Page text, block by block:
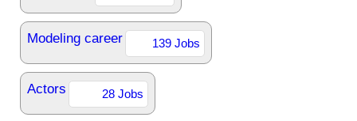
Modeling career 139 Jobs
Actors 28 Jobs